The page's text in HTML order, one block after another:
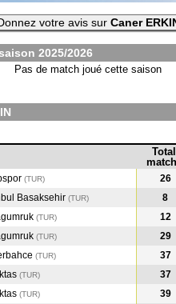
votre avis sur Caner
2025/2026
Pas de match joué cette saison
Total
(TUR)
26
Basaksehir (TUR)
8
(TUR)
12
(TUR)
29
(TUR)
37
(TUR)
37
(TUR)
39